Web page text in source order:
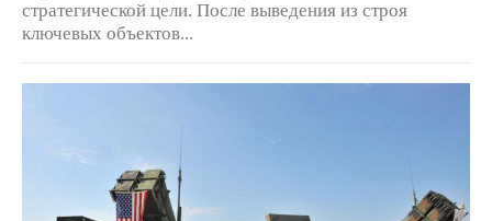
стратегической цели. После выведения из строя
ключевых объектов...